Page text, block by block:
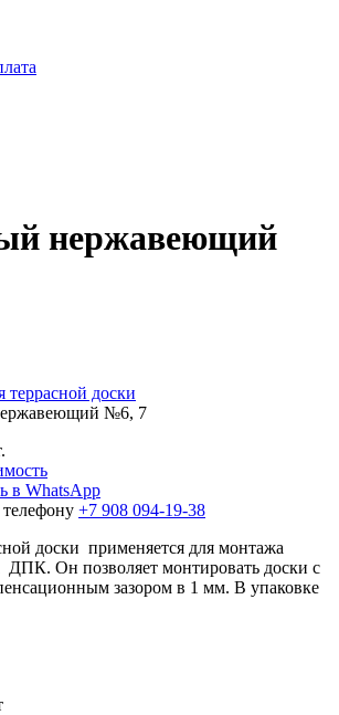
нержавеющий
доски
№6, 7
в WhatsApp
+7 908 094-19-38
доски применяется для монтажа
ДПК. Он позволяет монтировать доски с
зазором в 1 мм. В упаковке